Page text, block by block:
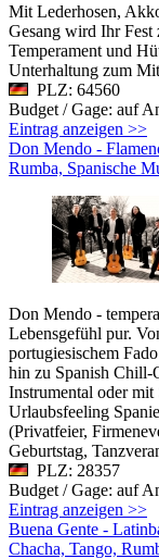
Mit Lederhosen,
Gesang wird Ihr Fest
Temperament und
Unterhaltung zum
PLZ: 64560
Budget / Gage: auf
Eintrag anzeigen >>
Don Mendo -
Rumba, Spanische
Don Mendo -
Lebensgefühl pur.
portugiesischem
hin zu Spanish Chill-
Instrumental oder
Urlaubsfeeling
(Privatfeier,
Geburtstag,
PLZ: 28357
Budget / Gage: auf
Eintrag anzeigen >>
Buena Gente -
Chacha, Tango,